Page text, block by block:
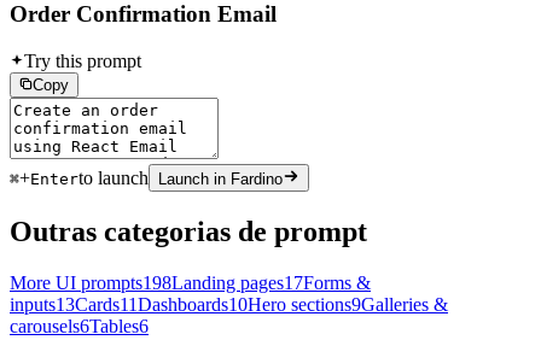
Order Confirmation Email
Try this prompt
Copy
⌘+Enterto launch Launch in Fardino
Outras categorias de prompt
More UI prompts198Landing pages17Forms &
inputs13Cards11Dashboards10Hero sections9Galleries &
carousels6Tables6